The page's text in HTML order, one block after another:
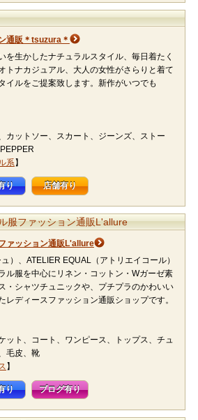
通販＊tsuzura＊
を生かしたナチュラルスタイル、毎日着たく
トナカジュアル、大人の女性がさらりと着て
ルをご提案致します。新作がいつでも
カットソー、スカート、ジーンズ、ストー
系】
り 店舗有り
ァッション通販L'allure
）、ATELIER EQUAL（アトリエイコール）
ル服を中心にリネン・コットン・Wガーゼ素
・シャツチュニックや、プチプラのかわいい
レディースファッション通販ショップです。
ット、コート、ワンピース、トップス、チュ
毛皮、靴
】
り ブログ有り